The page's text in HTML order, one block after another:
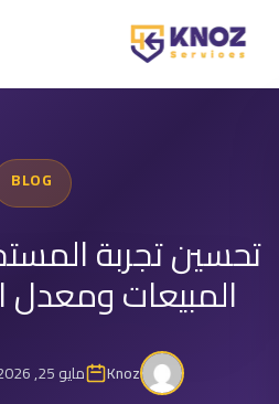
BLOG
المبيعات ومعدل
Knoz مايو 25, 2026